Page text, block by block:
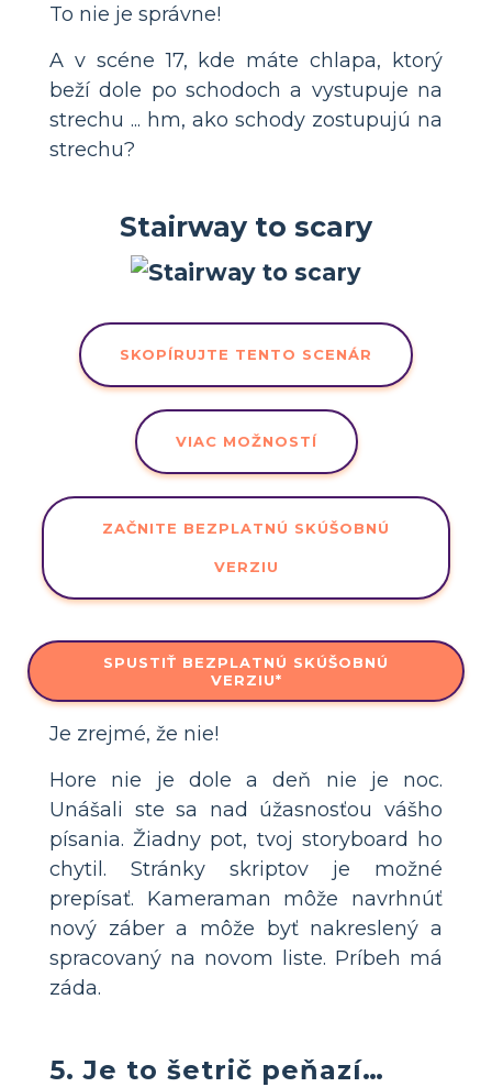
To nie je správne!
A v scéne 17, kde máte chlapa, ktorý
beží dole po schodoch a vystupuje na
strechu ... hm, ako schody zostupujú na
strechu?
Stairway to scary
SKOPÍRUJTE TENTO SCENÁR
VIAC MOŽNOSTÍ
ZAČNITE BEZPLATNÚ SKÚŠOBNÚ
VERZIU
SPUSTIŤ BEZPLATNÚ SKÚŠOBNÚ
VERZIU*
Je zrejmé, že nie!
Hore nie je dole a deň nie je noc.
Unášali ste sa nad úžasnosťou vášho
písania. Žiadny pot, tvoj storyboard ho
chytil. Stránky skriptov je možné
prepísať. Kameraman môže navrhnúť
nový záber a môže byť nakreslený a
spracovaný na novom liste. Príbeh má
záda.
5. Je to šetrič peňazí…